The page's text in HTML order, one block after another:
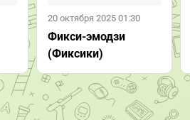
20 октября 2025 01:30
Фикси-эмодзи
(Фиксики)